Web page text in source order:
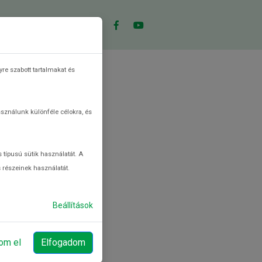
szabott tartalmakat és
különféle célokra, és
típusú sütik használatát. A
használatát.
Beállítások
el Elfogadom